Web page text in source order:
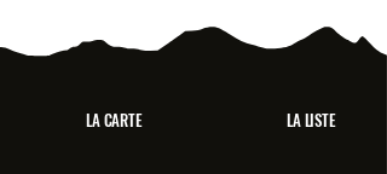
LA CARTE LA LISTE